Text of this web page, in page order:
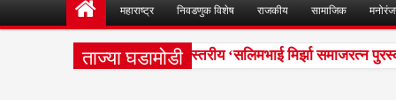
महाराष्ट्र निवडणुक विशेष राजकीय सामाजिक
ताज्या घडामोडी
सभा संपन्न 4:40 PM राज्यस्तरीय ‌‘सलिमभाई मिर्झा समाजरत्न